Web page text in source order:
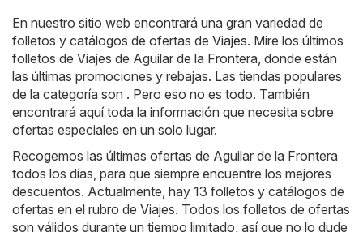
En nuestro sitio web encontrará una gran variedad de
folletos y catálogos de ofertas de Viajes. Mire los últimos
folletos de Viajes de Aguilar de la Frontera, donde están
las últimas promociones y rebajas. Las tiendas populares
de la categoría son . Pero eso no es todo. También
encontrará aquí toda la información que necesita sobre
ofertas especiales en un solo lugar.
Recogemos las últimas ofertas de Aguilar de la Frontera
todos los días, para que siempre encuentre los mejores
descuentos. Actualmente, hay 13 folletos y catálogos de
ofertas en el rubro de Viajes. Todos los folletos de ofertas
son válidos durante un tiempo limitado, así que no lo dude